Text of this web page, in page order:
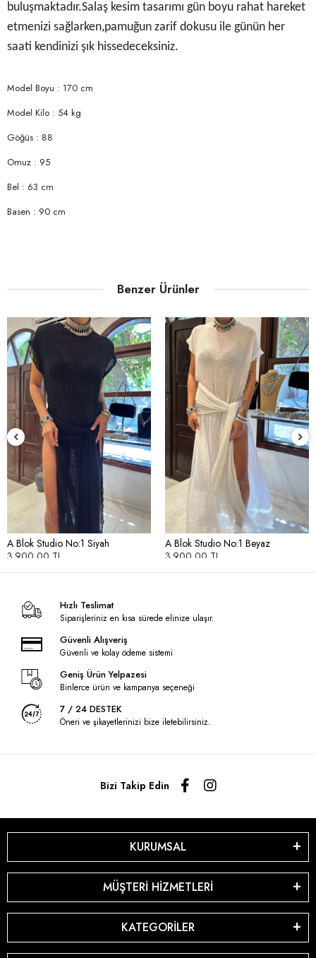
buluşmaktadır.Salaş kesim tasarımı gün boyu rahat hareket
etmenizi sağlarken,pamuğun zarif dokusu ile günün her
saati kendinizi şık hissedeceksiniz.
Model Boyu : 170 cm
Model Kilo : 54 kg
Göğüs : 88
Omuz : 95
Bel : 63 cm
Basen : 90 cm
Benzer Ürünler
A Blok Studio No:1 Siyah
3.900,00 TL
A Blok Studio No:1 Beyaz
3.900,00 TL
Hızlı Teslimat
Siparişleriniz en kısa sürede elinize ulaşır.
Güvenli Alışveriş
Güvenli ve kolay ödeme sistemi
Geniş Ürün Yelpazesi
Binlerce ürün ve kampanya seçeneği
7 / 24 DESTEK
Öneri ve şikayetlerinizi bize iletebilirsiniz.
Bizi Takip Edin
KURUMSAL
MÜŞTERİ HİZMETLERİ
KATEGORİLER